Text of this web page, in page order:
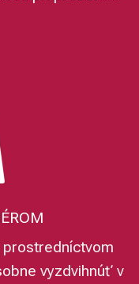
vyzdvihnúť v